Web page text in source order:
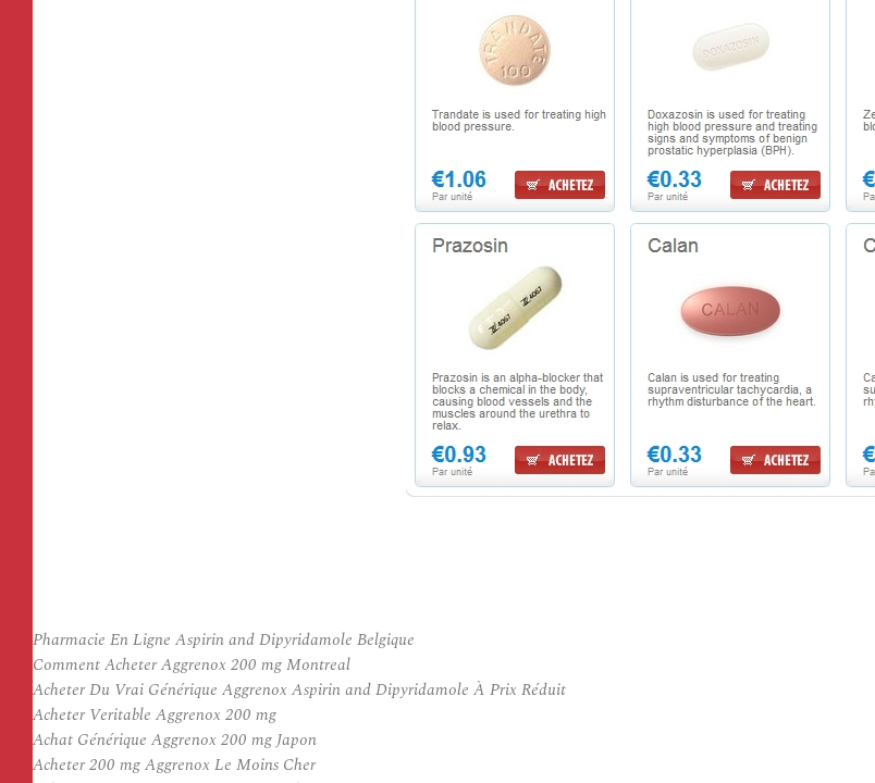
Pharmacie En Ligne Aspirin and Dipyridamole Belgique
Comment Acheter Aggrenox 200 mg Montreal
Acheter Du Vrai Générique Aggrenox Aspirin and Dipyridamole À Prix Réduit
Acheter Veritable Aggrenox 200 mg
Achat Générique Aggrenox 200 mg Japon
Acheter 200 mg Aggrenox Le Moins Cher